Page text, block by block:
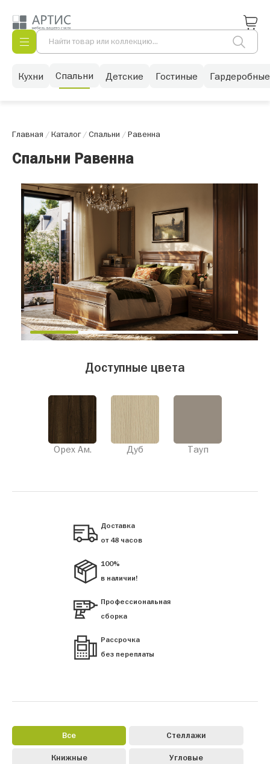
Кухни Спальни Детские Гостиные Гардеробные
Главная /Каталог/Спальни /Равенна
Спальни Равенна
Доступные цвета
Орех Ам. Дуб Тауп
Доставка
от 48 часов
100%
в наличии!
Профессиональная
сборка
Рассрочка
без переплаты
Все Стеллажи
Книжные Угловые